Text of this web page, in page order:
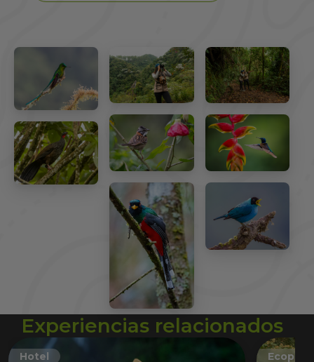
Experiencias relacionados
Hotel